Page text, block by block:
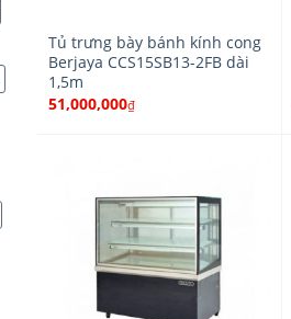
Tủ trưng bày bánh kính cong
Berjaya CCS15SB13-2FB dài
1,5m
51,000,000₫